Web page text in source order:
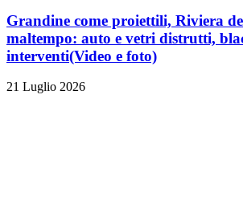
Grandine come proiettili, Riviera
maltempo: auto e vetri distrutti,
interventi(Video e foto)
21 Luglio 2026